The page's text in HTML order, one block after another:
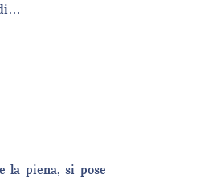
la piena, si pose